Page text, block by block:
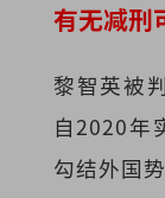
有无减刑
黎智英被
自2020年
勾结外国